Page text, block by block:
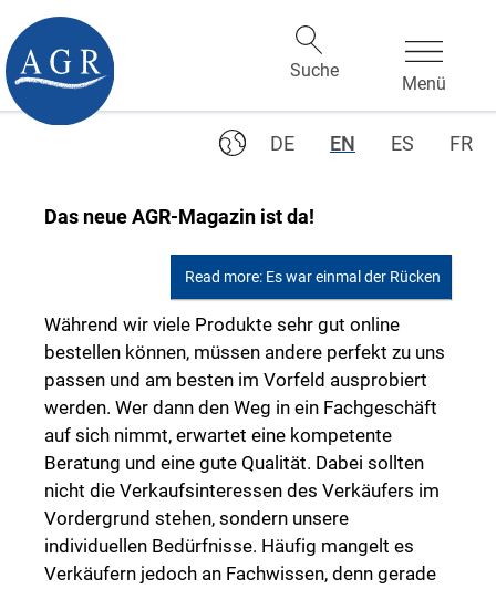
DE EN ES FR
Das neue AGR-Magazin ist da!
Read more: Es war einmal der Rücken
Während wir viele Produkte sehr gut online
bestellen können, müssen andere perfekt zu uns
passen und am besten im Vorfeld ausprobiert
werden. Wer dann den Weg in ein Fachgeschäft
auf sich nimmt, erwartet eine kompetente
Beratung und eine gute Qualität. Dabei sollten
nicht die Verkaufsinteressen des Verkäufers im
Vordergrund stehen, sondern unsere
individuellen Bedürfnisse. Häufig mangelt es
Verkäufern jedoch an Fachwissen, denn gerade